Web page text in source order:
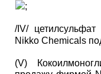
;
/IV/
Nikkо Chemicals
(V)